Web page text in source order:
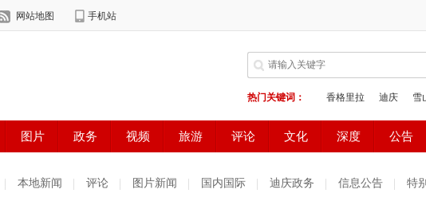
本地新闻 评论 图片新闻 国内国际 迪庆政务 信息公告 特